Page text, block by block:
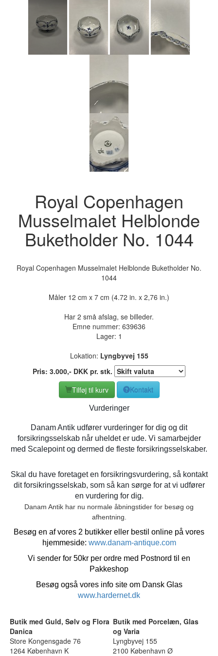
Royal Copenhagen
Musselmalet Helblonde
Buketholder No. 1044
Royal Copenhagen Musselmalet Helblonde Buketholder No.
1044
Måler 12 cm x 7 cm (4.72 in. x 2,76 in.)
Har 2 små afslag, se billeder.
Emne nummer: 639636
Lager: 1
Lokation: Lyngbyvej 155
Pris: 3.000,- DKK pr. stk.
Tilføj til kurv
Kontakt
Vurderinger
Danam Antik udfører vurderinger for dig og dit
forsikringsselskab når uheldet er ude. Vi samarbejder
med Scalepoint og dermed de fleste forsikringsselskaber.
Skal du have foretaget en forsikringsvurdering, så kontakt
dit forsikringsselskab, som så kan sørge for at vi udfører
en vurdering for dig.
Danam Antik har nu normale åbningstider for besøg og
afhentning.
Besøg en af vores 2 butikker eller bestil online på vores
hjemmeside: www.danam-antique.com
Vi sender for 50kr per ordre med Postnord til en
Pakkeshop
Besøg også vores info site om Dansk Glas
www.hardernet.dk
Butik med Guld, Sølv og Flora
Danica
Butik med Porcelæn, Glas
og Varia
Store Kongensgade 76
Lyngbyvej 155
1264 København K
2100 København Ø